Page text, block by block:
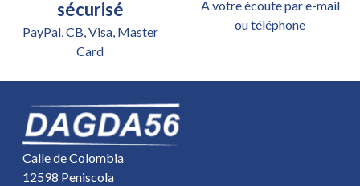
sécurisé
PayPal, CB, Visa, Master
Card
A votre écoute par e-mail
ou téléphone
Calle de Colombia
12598 Peniscola